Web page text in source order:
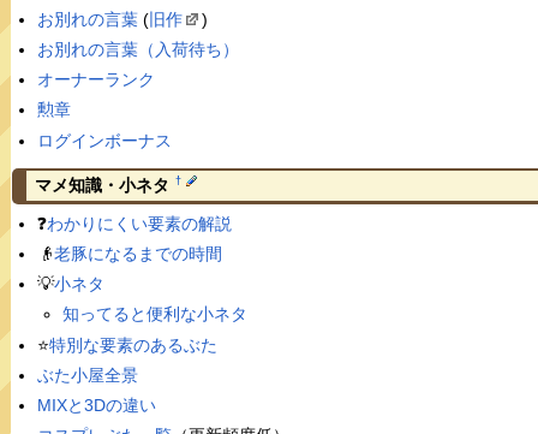
お別れの言葉(旧作
)
お別れの言葉（入荷待ち）
オーナーランク
勲章
ログインボーナス
マメ知識・小ネタ †
❓わかりにくい要素の解説
👴老豚になるまでの時間
💡小ネタ
知ってると便利な小ネタ
⭐️特別な要素のあるぶた
ぶた小屋全景
MIXと3Dの違い